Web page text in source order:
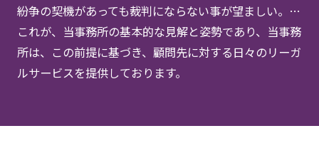
紛争の契機があっても裁判にならない事が望ましい。…
これが、当事務所の基本的な見解と姿勢であり、当事務
所は、この前提に基づき、顧問先に対する日々のリーガ
ルサービスを提供しております。